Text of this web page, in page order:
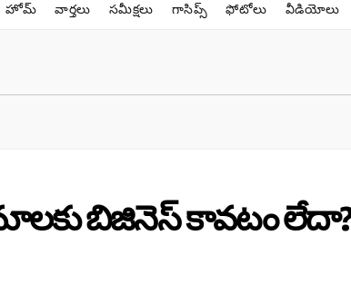
హోమ్ వార్తలు సమీక్షలు గాసిప్స్ ఫోటోలు వీడియోలు
బిజినెస్ కావటం